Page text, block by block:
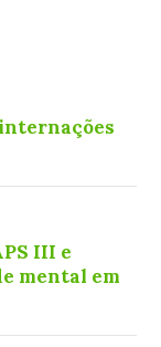
III e
mental em